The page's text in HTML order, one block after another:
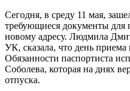
Сегодня, в среду 11 мая,
требующиеся документы для
новому адресу. Людмила
УК, сказала, что день приема
Обязанности паспортиста
Соболева, которая на днях
отпуска.